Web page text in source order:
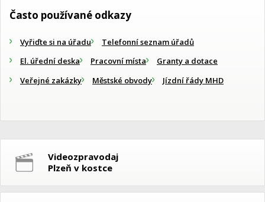
Často používané odkazy
Vyřiďte si na úřadu
Telefonní seznam úřadů
El. úřední deska
Pracovní místa
Granty a dotace
Veřejné zakázky
Městské obvody Jízdní řády MHD
Videozpravodaj
Plzeň v kostce